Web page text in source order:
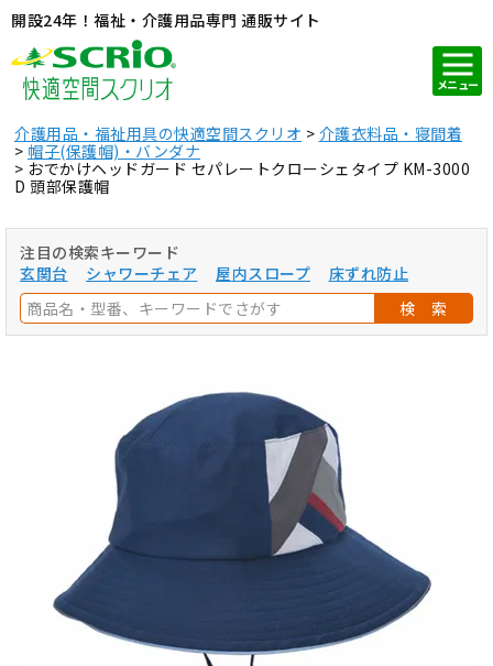
開設24年！福祉・介護用品専門 通販サイト
メニュー
介護用品・福祉用具の快適空間スクリオ
介護衣料品・寝間着
帽子(保護帽)・バンダナ
おでかけヘッドガード セパレートクローシェタイプ KM-3000
D 頭部保護帽
注目の検索キーワード
玄関台
シャワーチェア 屋内スロープ
床ずれ防止
検 索